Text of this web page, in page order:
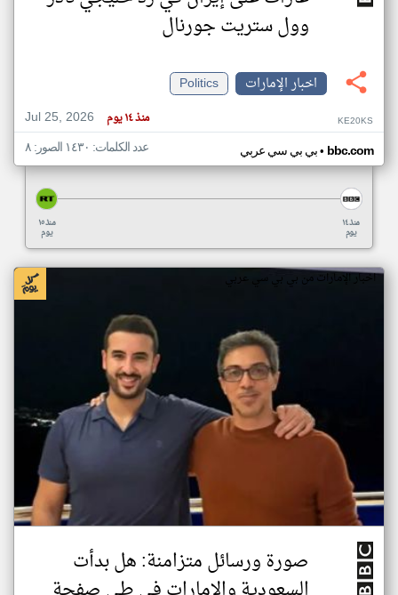
وول ستريت جورنال
اخبار الإمارات
Politics
Jul 25, 2026
منذ ١٤ يوم KE20KS
بي بي سي عربي• bbc.com عدد الكلمات: ١٤٣٠ الصور: ٨
منذ ١٥
يوم
منذ ١٤
يوم
اخبار الإمارات من بي بي سي عربي
صورة ورسائل متزامنة: هل بدأت